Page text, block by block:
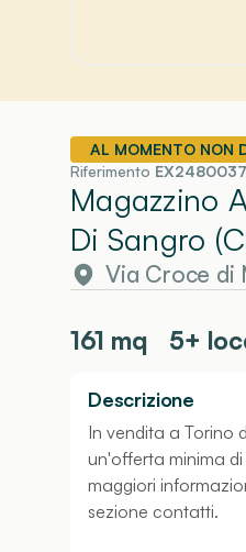
AL MOMENTO NON
Riferimento EX2480037
Magazzino
Di Sangro
Via Croce di
161 mq 5+
Descrizione
In vendita a Torino
un'offerta minima
maggiori
sezione contatti.